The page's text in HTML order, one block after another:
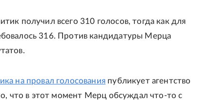
получил всего 310 голосов, тогда как для
316. Против кандидатуры Мерца
на провал голосования публикует агентство
что в этот момент Мерц обсуждал что-то с